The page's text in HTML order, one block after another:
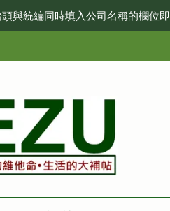
與統編同時填入公司名稱的欄位